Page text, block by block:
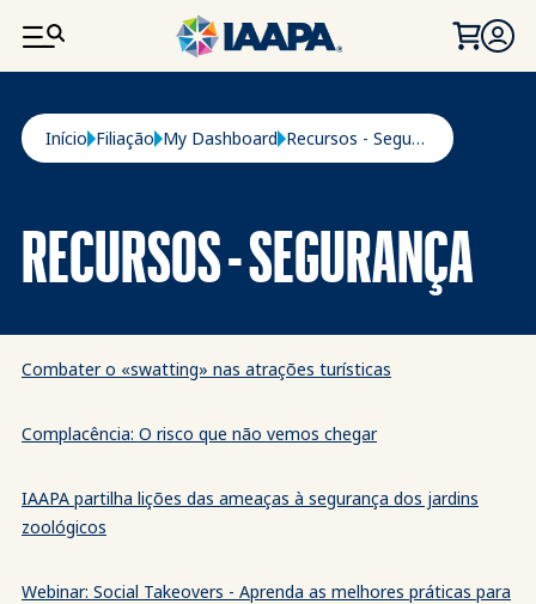
PASSAR PARA O CONTEÚDO PRINCIPAL
Navegação estrutural
Início Filiação My Dashboard Recursos - Segurança
RECURSOS - SEGURANÇA
Combater o «swatting» nas atrações turísticas
Complacência: O risco que não vemos chegar
IAAPA partilha lições das ameaças à segurança dos jardins
zoológicos
Webinar: Social Takeovers - Aprenda as melhores práticas para